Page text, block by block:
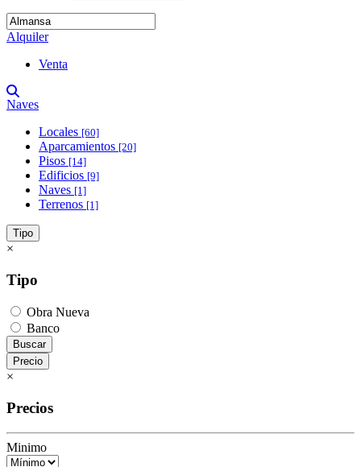
Alquiler
Venta
Naves
Locales [60]
Aparcamientos [20]
Pisos [14]
Edificios [9]
Naves [1]
Terrenos [1]
Tipo
×
Tipo
Obra Nueva
Banco
Buscar
Precio
×
Precios
Minimo